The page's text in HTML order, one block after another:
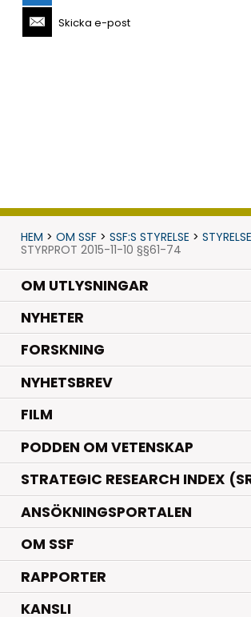
Skicka e-post
HEM > OM SSF> SSF:S STYRELSE >
STYRPROT 2015-11-10 §§61-74
OM UTLYSNINGAR
NYHETER.
FORSKNING.
NYHETSBREV
FILM
PODDEN OM VETENSKAP
STRATEGIC RESEARCH INDEX
ANSÖKNINGSPORTALEN
OM SSF
RAPPORTER
KANSLI